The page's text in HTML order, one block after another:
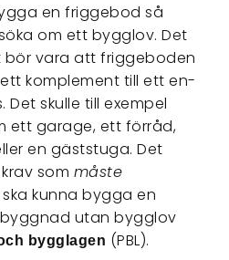
en friggebod så
om ett bygglov. Det
bör vara att friggeboden
komplement till ett en-
skulle till exempel
ett garage, ett förråd,
en gäststuga. Det
som måste
kunna bygga en
utan bygglov
bygglagen (PBL).